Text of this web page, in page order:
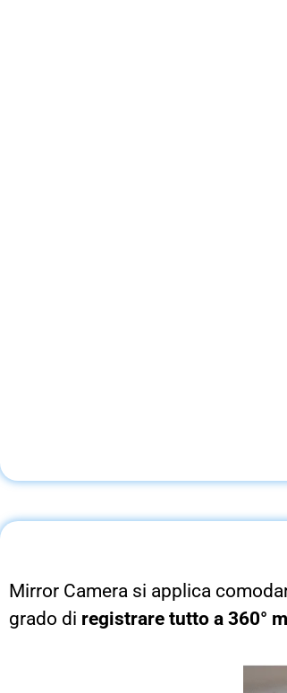
Mirror Camera si applica
grado di registrare tutto a 360°